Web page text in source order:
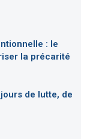
: le
la précarité
de lutte, de